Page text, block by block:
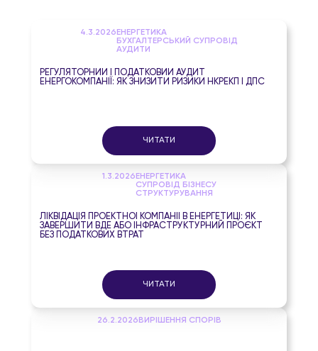
4.3.2026 ЕНЕРГЕТИКА
БУХГАЛТЕРСЬКИЙ СУПРОВІД
АУДИТИ
РЕГУЛЯТОРНИЙ І ПОДАТКОВИЙ АУДИТ
ЕНЕРГОКОМПАНІЇ: ЯК ЗНИЗИТИ РИЗИКИ НКРЕКП І ДПС
ЧИТАТИ
1.3.2026 ЕНЕРГЕТИКА
СУПРОВІД БІЗНЕСУ
СТРУКТУРУВАННЯ
ЛІКВІДАЦІЯ ПРОЕКТНОЇ КОМПАНІЇ В ЕНЕРГЕТИЦІ: ЯК
ЗАВЕРШИТИ ВДЕ АБО ІНФРАСТРУКТУРНИЙ ПРОЄКТ
БЕЗ ПОДАТКОВИХ ВТРАТ
ЧИТАТИ
26.2.2026 ВИРІШЕННЯ СПОРІВ